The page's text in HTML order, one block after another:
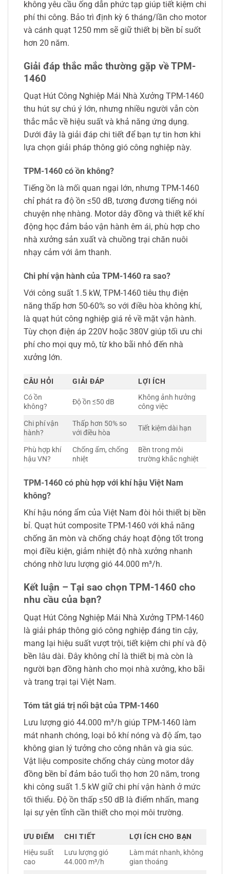
không yêu cầu ống dẫn phức tạp giúp tiết kiệm chi
phí thi công. Bảo trì định kỳ 6 tháng/lần cho motor
và cánh quạt 1250 mm sẽ giữ thiết bị bền bỉ suốt
hơn 20 năm.
Giải đáp thắc mắc thường gặp về TPM-
1460
Quạt Hút Công Nghiệp Mái Nhà Xưởng TPM-1460
thu hút sự chú ý lớn, nhưng nhiều người vẫn còn
thắc mắc về hiệu suất và khả năng ứng dụng.
Dưới đây là giải đáp chi tiết để bạn tự tin hơn khi
lựa chọn giải pháp thông gió công nghiệp này.
TPM-1460 có ồn không?
Tiếng ồn là mối quan ngại lớn, nhưng TPM-1460
chỉ phát ra độ ồn ≤50 dB, tương đương tiếng nói
chuyện nhẹ nhàng. Motor dây đồng và thiết kế khí
động học đảm bảo vận hành êm ái, phù hợp cho
nhà xưởng sản xuất và chuồng trại chăn nuôi
nhạy cảm với âm thanh.
Chi phí vận hành của TPM-1460 ra sao?
Với công suất 1.5 kW, TPM-1460 tiêu thụ điện
năng thấp hơn 50-60% so với điều hòa không khí,
là quạt hút công nghiệp giá rẻ về mặt vận hành.
Tùy chọn điện áp 220V hoặc 380V giúp tối ưu chi
phí cho mọi quy mô, từ kho bãi nhỏ đến nhà
xưởng lớn.
CÂU HỎI GIẢI ĐÁP
LỢI ÍCH
Có ồn
không?
Độ ồn ≤50 dB
Không ảnh hưởng
công việc
Chi phí vận
hành?
Thấp hơn 50% so
với điều hòa
Tiết kiệm dài hạn
Phù hợp khí
hậu VN?
Chống ẩm, chống
nhiệt
Bền trong môi
trường khắc nghiệt
TPM-1460 có phù hợp với khí hậu Việt Nam
không?
Khí hậu nóng ẩm của Việt Nam đòi hỏi thiết bị bền
bỉ. Quạt hút composite TPM-1460 với khả năng
chống ăn mòn và chống cháy hoạt động tốt trong
mọi điều kiện, giảm nhiệt độ nhà xưởng nhanh
chóng nhờ lưu lượng gió 44.000 m³/h.
Kết luận – Tại sao chọn TPM-1460 cho
nhu cầu của bạn?
Quạt Hút Công Nghiệp Mái Nhà Xưởng TPM-1460
là giải pháp thông gió công nghiệp đáng tin cậy,
mang lại hiệu suất vượt trội, tiết kiệm chi phí và độ
bền lâu dài. Đây không chỉ là thiết bị mà còn là
người bạn đồng hành cho mọi nhà xưởng, kho bãi
và trang trại tại Việt Nam.
Tóm tắt giá trị nổi bật của TPM-1460
Lưu lượng gió 44.000 m³/h giúp TPM-1460 làm
mát nhanh chóng, loại bỏ khí nóng và độ ẩm, tạo
không gian lý tưởng cho công nhân và gia súc.
Vật liệu composite chống cháy cùng motor dây
đồng bền bỉ đảm bảo tuổi thọ hơn 20 năm, trong
khi công suất 1.5 kW giữ chi phí vận hành ở mức
tối thiểu. Độ ồn thấp ≤50 dB là điểm nhấn, mang
lại sự yên tĩnh cần thiết cho mọi môi trường.
ƯU ĐIỂM CHI TIẾT
LỢI ÍCH CHO BẠN
Hiệu suất
cao
Lưu lượng gió
44.000 m³/h
Làm mát nhanh, không
gian thoáng